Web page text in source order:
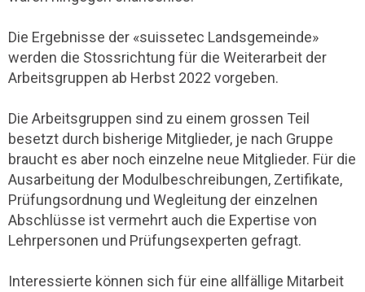
Die Ergebnisse der «suissetec Landsgemeinde»
werden die Stossrichtung für die Weiterarbeit der
Arbeitsgruppen ab Herbst 2022 vorgeben.
Die Arbeitsgruppen sind zu einem grossen Teil
besetzt durch bisherige Mitglieder, je nach Gruppe
braucht es aber noch einzelne neue Mitglieder. Für die
Ausarbeitung der Modulbeschreibungen, Zertifikate,
Prüfungsordnung und Wegleitung der einzelnen
Abschlüsse ist vermehrt auch die Expertise von
Lehrpersonen und Prüfungsexperten gefragt.
Interessierte können sich für eine allfällige Mitarbeit